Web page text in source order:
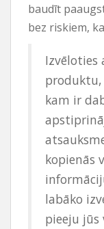
baudīt
bez riskiem,
Izvēloties
kam ir
kopienās
labāko
pieeju